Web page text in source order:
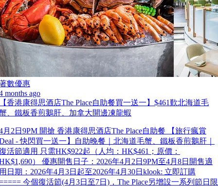
數優惠
months ago
香港康得思酒店The Place自助餐買一送一】$461歎北海道毛
、鐵板香煎鵝肝、加拿大開邊凍龍蝦
月2日9PM 開搶 香港康得思酒店The Place自助餐 【旅行瘋賞
- 快閃買一送一】自助晚餐｜北海道毛蟹、鐵板香煎鵝肝｜
活節適用 只需HK$922起（人均：HK$461；原價：
） 優惠開售日子：2026年4月2日9PM至4月8日開售適
日期：2026年4月3日起至2026年4月30日klook: 立即訂購
今個復活節(4月3日至7日)，The Place另增設一系列節日限